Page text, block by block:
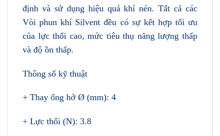
định và sử dụng hiệu quả khí nén. Tất cả các
Vòi phun khí Silvent đều có sự kết hợp tối ưu
của lực thổi cao, mức tiêu thụ năng lượng thấp
và độ ồn thấp.
Thông số kỹ thuật
+ Thay ống hở Ø (mm): 4
+ Lực thổi (N): 3.8